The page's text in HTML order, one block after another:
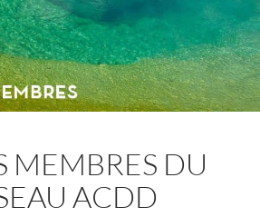
MEMBRES DU
ACDD